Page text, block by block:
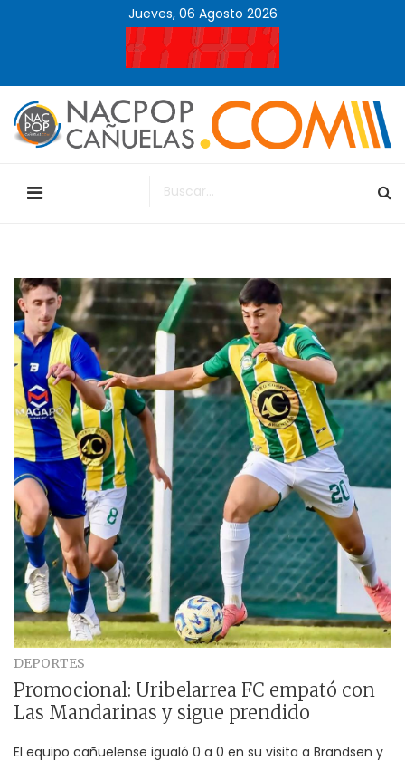
Jueves, 06 Agosto 2026
DEPORTES
Promocional: Uribelarrea FC empató con
Las Mandarinas y sigue prendido
El equipo cañuelense igualó 0 a 0 en su visita a Brandsen y